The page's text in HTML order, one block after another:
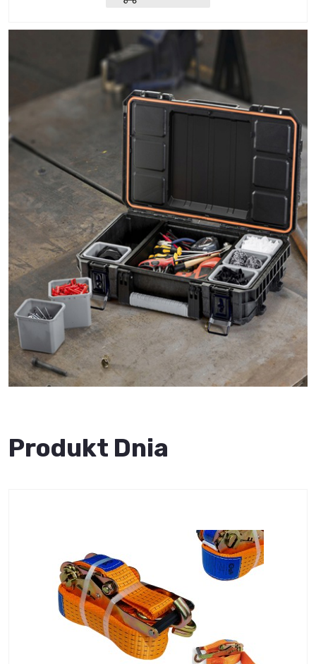
Produkt Dnia